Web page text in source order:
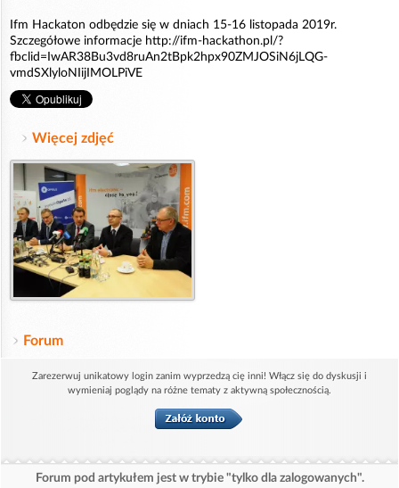
Ifm Hackaton odbędzie się w dniach 15-16 listopada 2019r.
Szczegółowe informacje http://ifm-hackathon.pl/?
fbclid=IwAR38Bu3vd8ruAn2tBpk2hpx90ZMJOSiN6jLQG-
vmdSXlyloNIijIMOLPiVE
Więcej zdjęć
Forum
Zarezerwuj unikatowy login zanim wyprzedzą cię inni! Włącz się do dyskusji i
wymieniaj poglądy na różne tematy z aktywną społecznością.
Forum pod artykułem jest w trybie "tylko dla zalogowanych".